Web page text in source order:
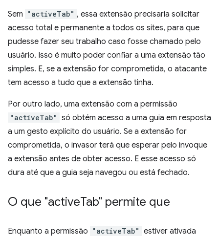
Sem "activeTab" , essa extensão precisaria solicitar
acesso total e permanente a todos os sites, para que
pudesse fazer seu trabalho caso fosse chamado pelo
usuário. Isso é muito poder confiar a uma extensão tão
simples. E, se a extensão for comprometida, o atacante
tem acesso a tudo que a extensão tinha.
Por outro lado, uma extensão com a permissão
"activeTab" só obtém acesso a uma guia em resposta
a um gesto explícito do usuário. Se a extensão for
comprometida, o invasor terá que esperar pelo invoque
a extensão antes de obter acesso. E esse acesso só
dura até que a guia seja navegou ou está fechado.
O que "activeTab" permite que
Enquanto a permissão "activeTab" estiver ativada